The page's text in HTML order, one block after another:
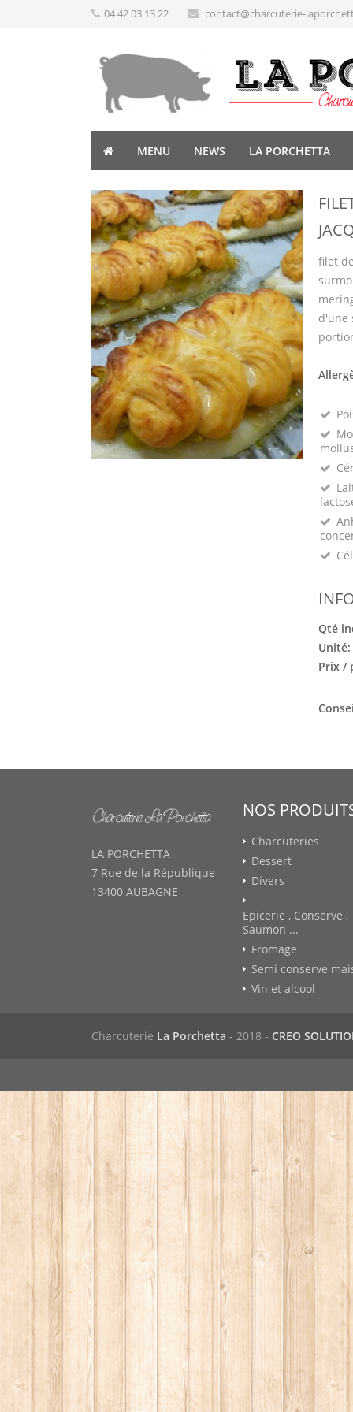
04 42 03 13 22 contact@charcuterie-
MENU NEWS LA PORCHETTA
filet
d'une
Qté
Unité:
Prix /
LA PORCHETTA
7 Rue de la République
13400 AUBAGNE
NOS
Charcuteries
Dessert
Divers
Epicerie , Conserve ,
Saumon ...
Fromage
Semi conserve
Vin et alcool
Charcuterie La Porchetta - 2018 - CREO